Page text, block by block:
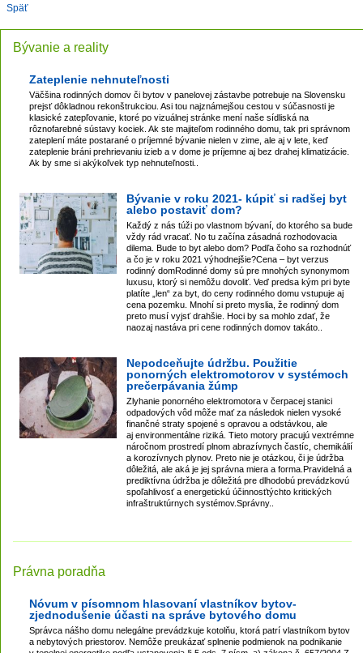
Späť
Bývanie a reality
Zateplenie nehnuteľnosti
Väčšina rodinných domov či bytov v panelovej zástavbe potrebuje na Slovensku
prejsť dôkladnou rekonštrukciou. Asi tou najznámejšou cestou v súčasnosti je
klasické zatepľovanie, ktoré po vizuálnej stránke mení naše sídliská na
rôznofarebné sústavy kociek. Ak ste majiteľom rodinného domu, tak pri správnom
zateplení máte postarané o príjemné bývanie nielen v zime, ale aj v lete, keď
zateplenie bráni prehrievaniu izieb a v dome je príjemne aj bez drahej klimatizácie.
Ak by sme si akýkoľvek typ nehnuteľnosti..
Bývanie v roku 2021- kúpiť si radšej byt
alebo postaviť dom?
Každý z nás túži po vlastnom bývaní, do ktorého sa bude
vždy rád vracať. No tu začína zásadná rozhodovacia
dilema. Bude to byt alebo dom? Podľa čoho sa rozhodnúť
a čo je v roku 2021 výhodnejšie?Cena – byt verzus
rodinný domRodinné domy sú pre mnohých synonymom
luxusu, ktorý si nemôžu dovoliť. Veď predsa kým pri byte
platíte „len“ za byt, do ceny rodinného domu vstupuje aj
cena pozemku. Mnohí si preto myslia, že rodinný dom
preto musí vyjsť drahšie. Hoci by sa mohlo zdať, že
naozaj nastáva pri cene rodinných domov takáto..
Nepodceňujte údržbu. Použitie
ponorných elektromotorov v systémoch
prečerpávania žúmp
Zlyhanie ponorného elektromotora v čerpacej stanici
odpadových vôd môže mať za následok nielen vysoké
finančné straty spojené s opravou a odstávkou, ale
aj environmentálne riziká. Tieto motory pracujú vextrémne
náročnom prostredí plnom abrazívnych častíc, chemikálií
a korozívnych plynov. Preto nie je otázkou, či je údržba
dôležitá, ale aká je jej správna miera a forma.Pravidelná a
prediktívna údržba je dôležitá pre dlhodobú prevádzkovú
spoľahlivosť a energetickú účinnosťtýchto kritických
infraštruktúrnych systémov.Správny..
Právna poradňa
Nóvum v písomnom hlasovaní vlastníkov bytov-
zjednodušenie účasti na správe bytového domu
Správca nášho domu nelegálne prevádzkuje kotolňu, ktorá patrí vlastníkom bytov
a nebytových priestorov. Nemôže preukázať splnenie podmienok na podnikanie